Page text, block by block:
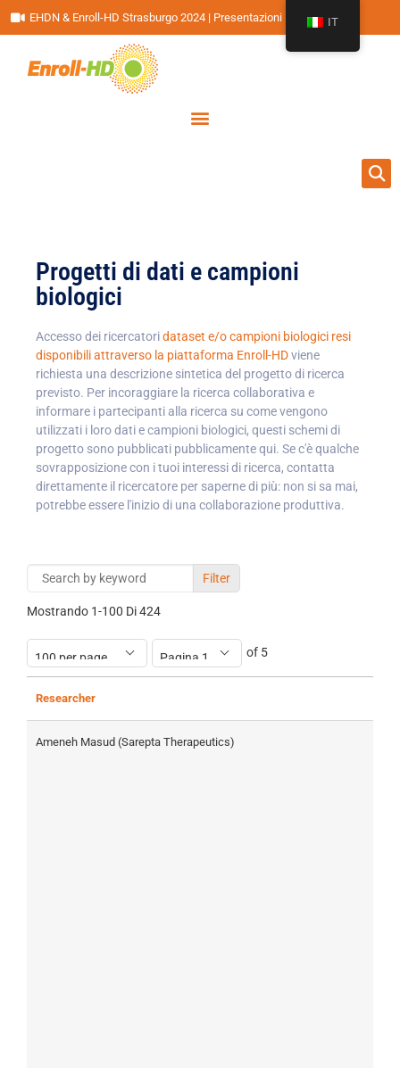
EHDN & Enroll-HD Strasburgo 2024 | Presentazioni
Progetti di dati e campioni
biologici
Accesso dei ricercatoridataset e/o campioni biologici resi
disponibili attraverso la piattaforma Enroll-HDviene
richiesta una descrizione sintetica del progetto di ricerca
previsto. Per incoraggiare la ricerca collaborativa e
informare i partecipanti alla ricerca su come vengono
utilizzati i loro dati e campioni biologici, questi schemi di
progetto sono pubblicati pubblicamente qui. Se c'è qualche
sovrapposizione con i tuoi interessi di ricerca, contatta
direttamente il ricercatore per saperne di più: non si sa mai,
potrebbe essere l'inizio di una collaborazione produttiva.
Filter
Mostrando 1-100 Di424
of 5
Researcher
Ameneh Masud (Sarepta Therapeutics)
IT